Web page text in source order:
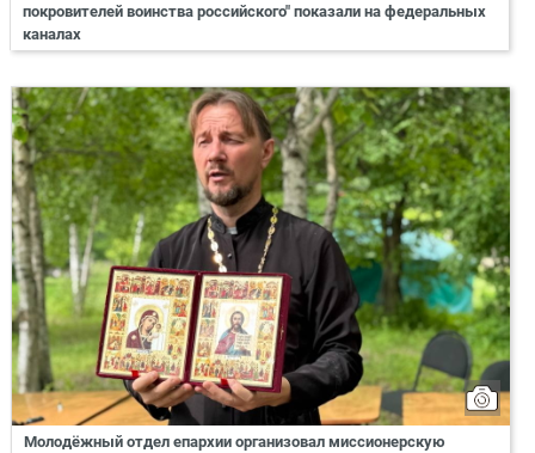
покровителей воинства российского" показали на федеральных
каналах
Молодёжный отдел епархии организовал миссионерскую